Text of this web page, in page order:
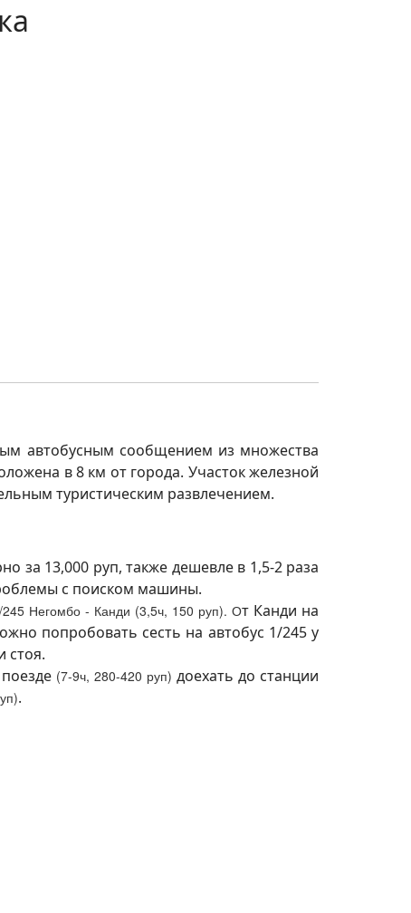
автобусным сообщением из множества
в 8 км от города. Участок железной
туристическим развлечением.
за 13,000 руп, также дешевле в 1,5-2 раза
с поиском машины.
245 Негомбо - Канди (3,5ч, 150 руп). От Канди на
попробовать сесть на автобус 1/245 у
стоя.
(7-9ч, 280-420 руп) доехать до станции
.